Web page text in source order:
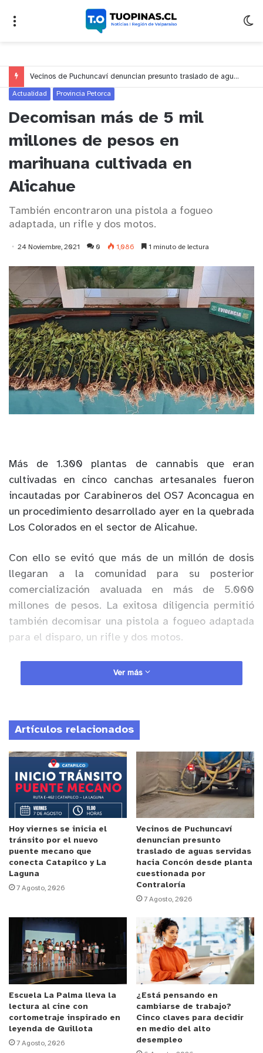
Vecinos de Puchuncaví denuncian presunto traslado de aguas servidas hacia Concón desde planta cuestionada por Contraloría
Actualidad Provincia Petorca
Decomisan más de 5 mil
millones de pesos en
marihuana cultivada en
Alicahue
También encontraron una pistola a fogueo
adaptada, un rifle y dos motos.
24 Noviembre, 2021 0 1,086 1 minuto de lectura
Más de 1.300 plantas de cannabis que eran
cultivadas en cinco canchas artesanales fueron
incautadas por Carabineros del OS7 Aconcagua en
un procedimiento desarrollado ayer en la quebrada
Los Colorados en el sector de Alicahue.
Con ello se evitó que más de un millón de dosis
llegaran a la comunidad para su posterior
comercialización avaluada en más de 5.000
millones de pesos. La exitosa diligencia permitió
también decomisar una pistola a fogueo adaptada
para el disparo, un rifle y dos motos.
Anuncio Patrocinado
Desde la institución destacaron también que la
clave para el éxito de esta diligencia. Así también
invitaron a los vecinos a seguir utilizando este
medio anónimo para alertar de estas situaciones y
continuar trabajando así en conjunto con exitosos
resultados
Reproductor
de
Video
00:00 00:41
Reproductor
Video
Ver más
Artículos relacionados
Hoy viernes se inicia el
tránsito por el nuevo
puente mecano que
conecta Catapilco y La
Laguna
7 Agosto, 2026
Vecinos de Puchuncaví
denuncian presunto
traslado de aguas servidas
hacia Concón desde planta
cuestionada por
Contraloría
7 Agosto, 2026
Escuela La Palma lleva la
lectura al cine con
cortometraje inspirado en
leyenda de Quillota
7 Agosto, 2026
¿Está pensando en
cambiarse de trabajo?
Cinco claves para decidir
en medio del alto
desempleo